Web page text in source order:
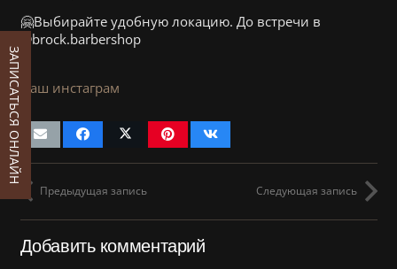
🤗Выбирайте удобную локацию. До встречи в
@brock.barbershop
Наш инстаграм
Предыдущая запись Следующая запись
Добавить комментарий
ЗАПИСАТЬСЯ ОНЛАЙН